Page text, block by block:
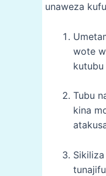
unaweza
wote
kutubu
Tubu
kina